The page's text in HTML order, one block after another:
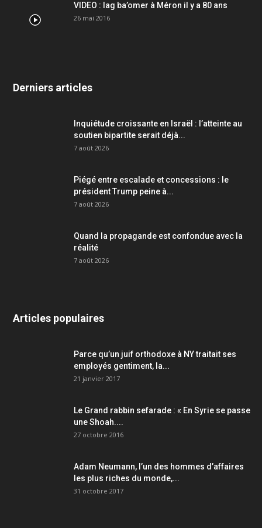
VIDEO : lag ba’omer à Méron il y a 80 ans
26 mai 2016
Derniers articles
Inquiétude croissante en Israël : l’atteinte au
soutien bipartite serait déjà...
7 août 2026
Piégé entre escalade et concessions : le
président Trump peine à...
7 août 2026
Quand la propagande est confondue avec la
réalité
7 août 2026
Articles populaires
Parce qu’un juif orthodoxe à NY traitait ses
employés gentiment, la...
21 janvier 2017
Le Grand rabbin sefarade : « En Syrie se passe
une Shoah....
27 octobre 2016
Adam Neumann, l’un des hommes d’affaires
les plus riches du monde,...
31 octobre 2017